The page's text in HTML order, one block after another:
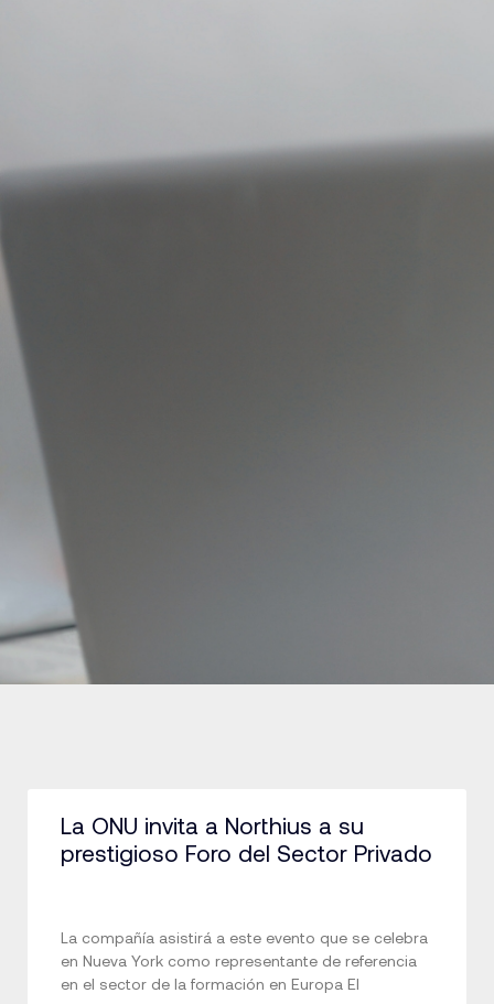
La ONU invita a Northius a su
prestigioso Foro del Sector Privado
La compañía asistirá a este evento que se celebra
en Nueva York como representante de referencia
en el sector de la formación en Europa El